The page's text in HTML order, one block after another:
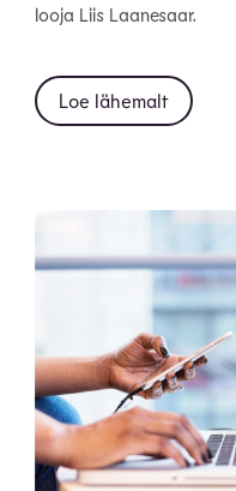
looja Liis Laanesaar.
Loe lähemalt